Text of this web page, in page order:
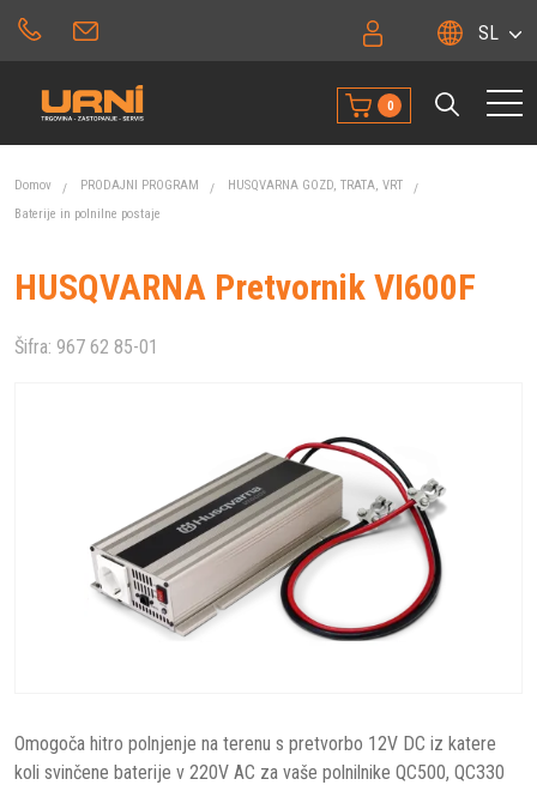
SL
0
Domov PRODAJNI PROGRAM
HUSQVARNA GOZD, TRATA, VRT
Baterije in polnilne postaje
HUSQVARNA Pretvornik VI600F
Šifra: 967 62 85-01
Omogoča hitro polnjenje na terenu s pretvorbo 12V DC iz katere
koli svinčene baterije v 220V AC za vaše polnilnike QC500, QC330